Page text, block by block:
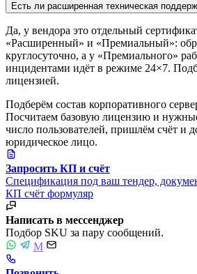
Есть ли расширенная техническая
Да, у вендора это отдельный
«Расширенный» и «Премиальный»:
круглосуточно, а у «Премиального»
инцидентами идёт в режиме 24×7.
лицензией.
Подберём состав корпоративного
Посчитаем базовую лицензию и
число пользователей, пришлём счёт и
юридическое лицо.
Запросить КП и счёт
Спецификация под ваш тендер,
КП счёт формуляр
Написать в мессенджер
Подбор SKU за пару сообщений.
M